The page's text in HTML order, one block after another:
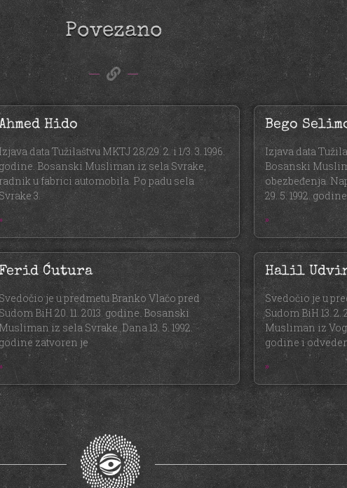
Povezano
Hido
Izjava data Tužilaštvu MKTJ 28/29. 2. i 1/3. 3. 1996.
godine. Bosanski Musliman iz sela Svrake,
radnik u fabrici automobila. Po padu sela
Svrake 3.
Bego
Izjava data
Bosanski
obezbeđenja.
29. 5. 1992.
»
Ćutura
Svedočio je u predmetu Branko Vlačo pred
Sudom BiH 20. 11. 2013. godine. Bosanski
Musliman iz sela Svrake. Dana 13. 5. 1992.
godine zatvoren je
Halil
Svedočio je u
Sudom BiH 13.
Musliman iz
godine i
»